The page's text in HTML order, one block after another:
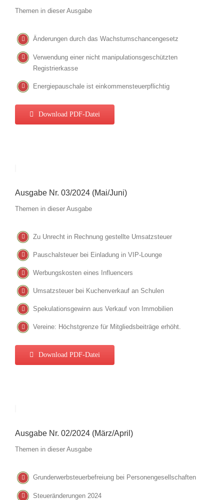
Themen in dieser Ausgabe
Änderungen durch das Wachstumschancengesetz
Verwendung einer nicht manipulationsgeschützten
Registrierkasse
Energiepauschale ist einkommensteuerpflichtig
Download PDF-Datei
Ausgabe Nr. 03/2024 (Mai/Juni)
Themen in dieser Ausgabe
Zu Unrecht in Rechnung gestellte Umsatzsteuer
Pauschalsteuer bei Einladung in VIP-Lounge
Werbungskosten eines Influencers
Umsatzsteuer bei Kuchenverkauf an Schulen
Spekulationsgewinn aus Verkauf von Immobilien
Vereine: Höchstgrenze für Mitgliedsbeiträge erhöht.
Download PDF-Datei
Ausgabe Nr. 02/2024 (März/April)
Themen in dieser Ausgabe
Grunderwerbsteuerbefreiung bei Personengesellschaften
Steueränderungen 2024